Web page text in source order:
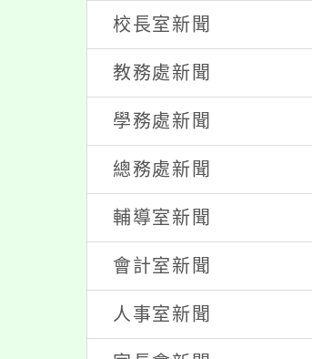
校長室新聞
教務處新聞
學務處新聞
總務處新聞
輔導室新聞
會計室新聞
人事室新聞